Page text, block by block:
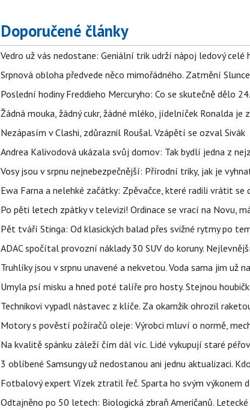
Doporučené články
Vedro už vás nedostane: Geniální trik udrží nápoj ledový celé
Srpnová obloha předvede něco mimořádného. Zatmění
Poslední hodiny Freddieho Mercuryho: Co se skutečně dělo
Žádná mouka, žádný cukr, žádné mléko, jídelníček Ronalda je
Nezápasím v Clashi, zdůraznil Roušal. Vzápětí se ozval Sivák
Andrea Kalivodová ukázala svůj domov: Tak bydlí jedna z
Vosy jsou v srpnu nejnebezpečnější: Přírodní triky, jak je
Ewa Farna a nelehké začátky: Zpěvačce, které radili vrátit
Po pěti letech zpátky v televizi! Ordinace se vrací na Novu,
Pět tváří Stinga: Od klasických balad přes svižné rytmy po
ADAC spočítal provozní náklady 30 SUV do koruny.
Truhlíky jsou v srpnu unavené a nekvetou. Voda sama jim už
Umyla psí misku a hned poté talíře pro hosty. Stejnou
Technikovi vypadl nástavec z klíče. Za okamžik ohrozil
Motory s pověstí požíračů oleje: Výrobci mluví o normě,
Na kvalitě spánku záleží čím dál víc. Lidé vykupují staré
3 oblíbené Samsungy už nedostanou ani jednu aktualizaci.
Fotbalový expert Vízek ztratil řeč. Sparta ho svým výkonem
Odtajněno po 50 letech: Biologická zbraň Američanů.